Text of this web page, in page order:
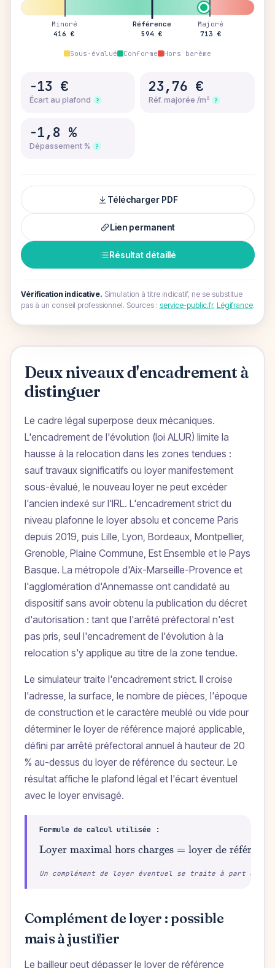
Minoré
416 €
Référence
594 €
Majoré
713 €
Sous-évalué Conforme Hors barème
-13 €
Écart au plafond ?
23,76 €
Réf. majorée /m² ?
-1,8 %
Dépassement % ?
Télécharger PDF
Lien permanent
Résultat détaillé
Vérification indicative. Simulation à titre indicatif, ne se substitue
pas à un conseil professionnel. Sources : service-public.fr, Légifrance.
Deux niveaux d'encadrement à
distinguer
Le cadre légal superpose deux mécaniques.
L'encadrement de l'évolution (loi ALUR) limite la
hausse à la relocation dans les zones tendues :
sauf travaux significatifs ou loyer manifestement
sous-évalué, le nouveau loyer ne peut excéder
l'ancien indexé sur l'IRL. L'encadrement strict du
niveau plafonne le loyer absolu et concerne Paris
depuis 2019, puis Lille, Lyon, Bordeaux, Montpellier,
Grenoble, Plaine Commune, Est Ensemble et le Pays
Basque. La métropole d'Aix-Marseille-Provence et
l'agglomération d'Annemasse ont candidaté au
dispositif sans avoir obtenu la publication du décret
d'autorisation : tant que l'arrêté préfectoral n'est
pas pris, seul l'encadrement de l'évolution à la
relocation s'y applique au titre de la zone tendue.
Le simulateur traite l'encadrement strict. Il croise
l'adresse, la surface, le nombre de pièces, l'époque
de construction et le caractère meublé ou vide pour
déterminer le loyer de référence majoré applicable,
défini par arrêté préfectoral annuel à hauteur de 20
% au-dessus du loyer de référence du secteur. Le
résultat affiche le plafond légal et l'écart éventuel
avec le loyer envisagé.
Formule de calcul utilisée :
Loyer maximal hors charges = loyer de re
ˊfe
ˊ
Un complément de loyer éventuel se traite à part et
Complément de loyer : possible
mais à justifier
Le bailleur peut dépasser le loyer de référence